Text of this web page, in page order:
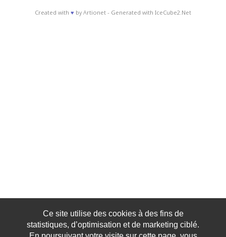
Created with ♥ by Artionet - Generated with IceCube2.Net
Ce site utilise des cookies à des fins de
statistiques, d’optimisation et de marketing ciblé.